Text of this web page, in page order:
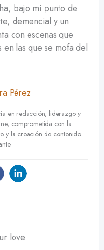
bajo mi punto de
demencial y un
con escenas que
en las que se mofa del
Pérez
en redacción, liderazgo y
comprometida con la
y la creación de contenido
love